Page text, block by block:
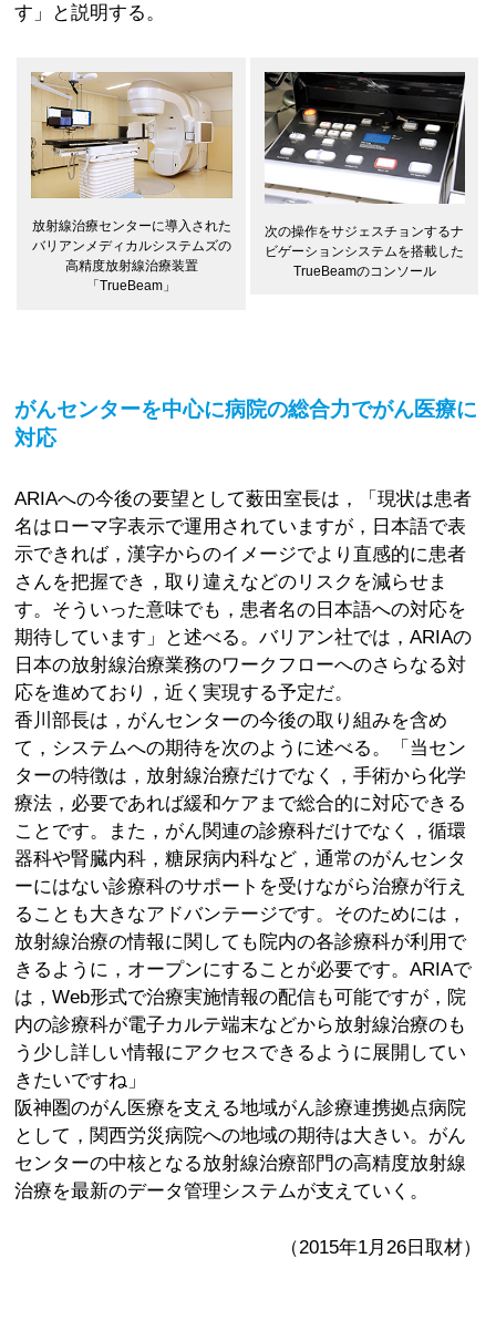
す」と説明する。
放射線治療センターに導入された
バリアンメディカルシステムズの
高精度放射線治療装置
「TrueBeam」
次の操作をサジェスチョンするナ
ビゲーションシステムを搭載した
TrueBeamのコンソール
がんセンターを中心に病院の総合力でがん医療に
対応
ARIAへの今後の要望として薮田室長は，「現状は患者
名はローマ字表示で運用されていますが，日本語で表
示できれば，漢字からのイメージでより直感的に患者
さんを把握でき，取り違えなどのリスクを減らせま
す。そういった意味でも，患者名の日本語への対応を
期待しています」と述べる。バリアン社では，ARIAの
日本の放射線治療業務のワークフローへのさらなる対
応を進めており，近く実現する予定だ。
香川部長は，がんセンターの今後の取り組みを含め
て，システムへの期待を次のように述べる。「当セン
ターの特徴は，放射線治療だけでなく，手術から化学
療法，必要であれば緩和ケアまで総合的に対応できる
ことです。また，がん関連の診療科だけでなく，循環
器科や腎臓内科，糖尿病内科など，通常のがんセンタ
ーにはない診療科のサポートを受けながら治療が行え
ることも大きなアドバンテージです。そのためには，
放射線治療の情報に関しても院内の各診療科が利用で
きるように，オープンにすることが必要です。ARIAで
は，Web形式で治療実施情報の配信も可能ですが，院
内の診療科が電子カルテ端末などから放射線治療のも
う少し詳しい情報にアクセスできるように展開してい
きたいですね」
阪神圏のがん医療を支える地域がん診療連携拠点病院
として，関西労災病院への地域の期待は大きい。がん
センターの中核となる放射線治療部門の高精度放射線
治療を最新のデータ管理システムが支えていく。
（2015年1月26日取材）